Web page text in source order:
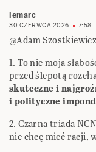
lemarc
30 CZERWCA 2026 7:58
@Adam Szostkiewicz
1. To nie moja
przed ślepotą
skuteczne i
i polityczne
2. Czarna triada
nie chcę mieć racji,